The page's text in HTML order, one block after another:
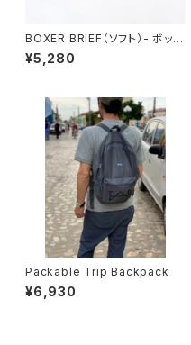
BOXER BRIEF（ソフト）- ボック
スパッケージ
¥5,280
Packable Trip Backpack
¥6,930